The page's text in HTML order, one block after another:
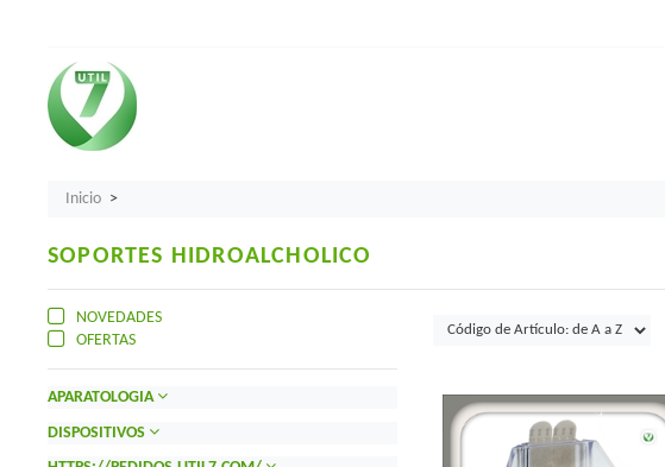
Inicio
SOPORTES HIDROALCHOLICO
NOVEDADES
OFERTAS
APARATOLOGIA
DISPOSITIVOS